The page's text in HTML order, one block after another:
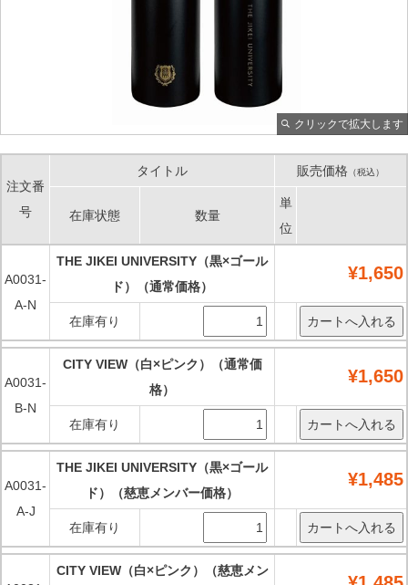
クリックで拡大します
注文番
号
タイトル 販売価格 （税込）
在庫状態 数量
単
位
A0031-
A-N
THE JIKEI UNIVERSITY（黒×ゴール
ド）（通常価格）
¥1,650
在庫有り
A0031-
B-N
CITY VIEW（白×ピンク）（通常価
格）
¥1,650
在庫有り
A0031-
A-J
THE JIKEI UNIVERSITY（黒×ゴール
ド）（慈恵メンバー価格）
¥1,485
在庫有り
CITY VIEW（白×ピンク）（慈恵メン